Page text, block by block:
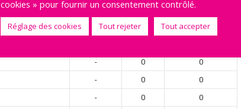
- 0
0
- 0
0
- 0
0
- 0
0
cookies » pour fournir un consentement contrôlé.
Réglage des cookies Tout rejeter Tout accepter